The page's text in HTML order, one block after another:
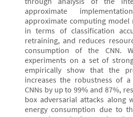
approximate
approximate computing model
in terms of classification
retraining, and reduces
consumption of the CNN.
experiments on a set of
empirically show that the
increases the robustness of
CNNs by up to 99% and 87%,
box adversarial attacks along
energy consumption due to